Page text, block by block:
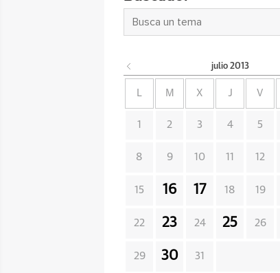
julio 2013
L M X J V
1 2 3 4 5
8 9 10 11 12
15 16 17 18 19
22 23 24 25 26
29 30 31